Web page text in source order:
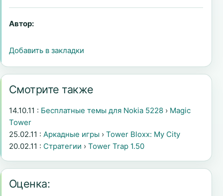
Автор:
Добавить в закладки
Смотрите также
14.10.11 : Бесплатные темы для Nokia 5228 › Magic
Tower
25.02.11 : Аркадные игры › Tower Bloxx: My City
20.02.11 : Стратегии › Tower Trap 1.50
Оценка: